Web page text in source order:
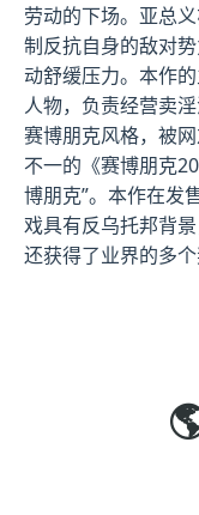
劳动的下场。亚总
制反抗自身的敌对
动舒缓压力。本作
人物，负责经营卖
赛博朋克风格，被
不一的《赛博朋克
博朋克”。本作在发
戏具有反乌托邦背
还获得了业界的多个